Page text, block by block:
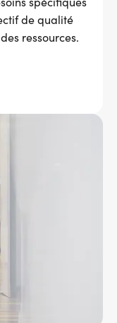
de qualité
ressources.